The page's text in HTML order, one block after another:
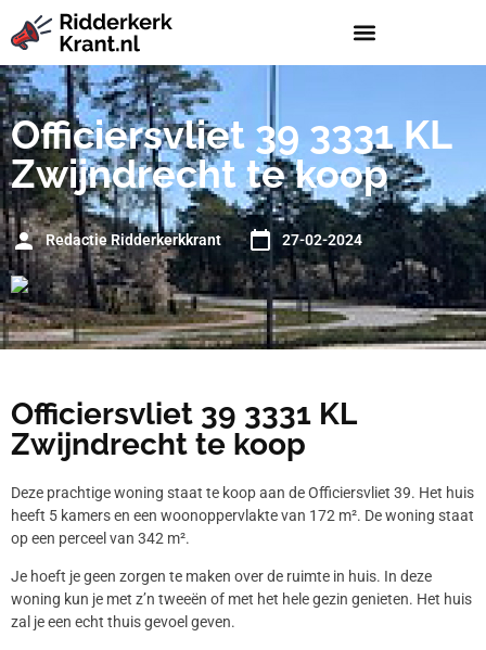
Officiersvliet 39 3331 KL
Zwijndrecht te koop
Redactie Ridderkerkkrant 27-02-2024
Officiersvliet 39 3331 KL
Zwijndrecht te koop
Deze prachtige woning staat te koop aan de Officiersvliet 39. Het huis
heeft 5 kamers en een woonoppervlakte van 172 m². De woning staat
op een perceel van 342 m².
Je hoeft je geen zorgen te maken over de ruimte in huis. In deze
woning kun je met z’n tweeën of met het hele gezin genieten. Het huis
zal je een echt thuis gevoel geven.